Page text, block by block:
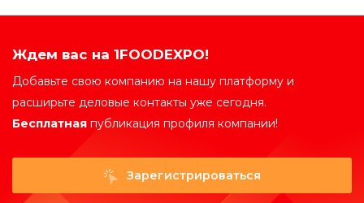
Ждем вас на 1FOODEXPO!
Добавьте свою компанию на нашу платформу и
расширьте деловые контакты уже сегодня.
Бесплатная публикация профиля компании!
Зарегистрироваться